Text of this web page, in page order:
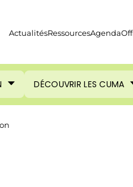
ActualitésRessourcesAgenda
DÉCOUVRIR LES CUMA